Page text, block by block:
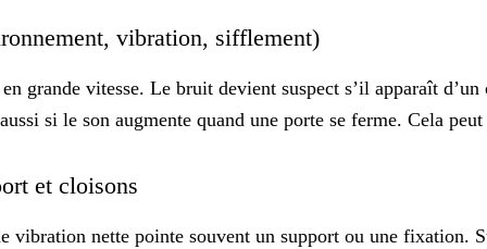
vibration, sifflement)
grande vitesse. Le bruit devient suspect s’il apparaît d’un
si le son augmente quand une porte se ferme. Cela
et cloisons
vibration nette pointe souvent un support ou une fixation.